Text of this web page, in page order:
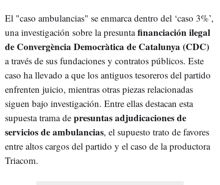
El "caso ambulancias" se enmarca dentro del ‘caso 3%’,
una investigación sobre la presuntafinanciación ilegal
de Convergència Democràtica de Catalunya (CDC)
a través de sus fundaciones y contratos públicos. Este
caso ha llevado a que los antiguos tesoreros del partido
enfrenten juicio, mientras otras piezas relacionadas
siguen bajo investigación. Entre ellas destacan esta
supuesta trama de presuntas adjudicaciones de
servicios de ambulancias, el supuesto trato de favores
entre altos cargos del partido y el caso de la productora
Triacom.